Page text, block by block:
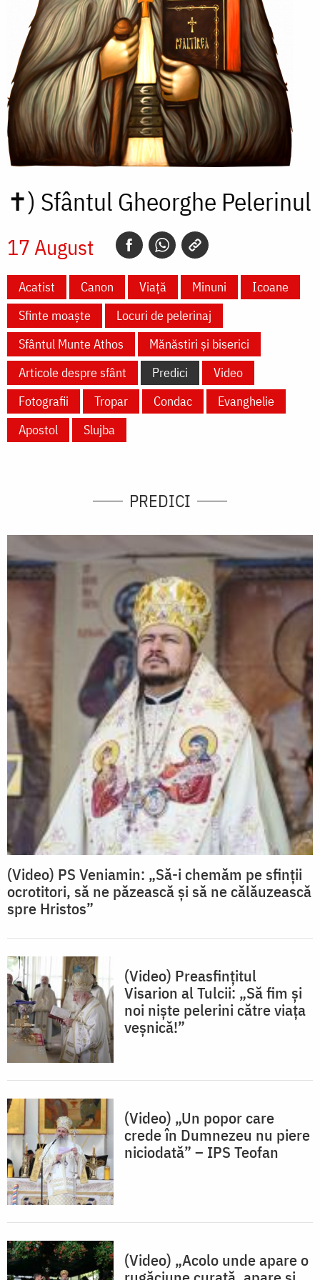
✝) Sfântul Gheorghe Pelerinul
17 August
Acatist Canon Viață Minuni
Icoane
Sfinte moaște
Locuri de pelerinaj
Sfântul Munte Athos
Mănăstiri și biserici
Articole despre sfânt
Predici
Video
Fotografii
Tropar Condac
Evanghelie
Apostol
Slujba
PREDICI
(Video) PS Veniamin: „Să-i chemăm pe sfinții
ocrotitori, să ne păzească și să ne călăuzească
spre Hristos”
(Video) Preasfințitul
Visarion al Tulcii: „Să fim și
noi niște pelerini către viața
veșnică!”
(Video) „Un popor care
crede în Dumnezeu nu piere
niciodată” – IPS Teofan
(Video) „Acolo unde apare o